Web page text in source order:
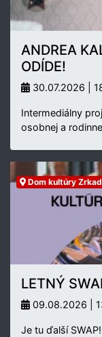
ANDREA
ODÍDE!
30.07.2026 |
Intermediálny
osobnej a
Dom kultúry
LETNÝ
09.08.2026 |
Je tu ďalší